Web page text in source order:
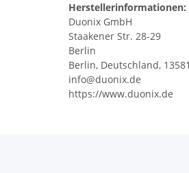
Herstellerinformationen:
Duonix GmbH
Staakener Str. 28-29
Berlin
Berlin, Deutschland, 13581
info@duonix.de
https://www.duonix.de